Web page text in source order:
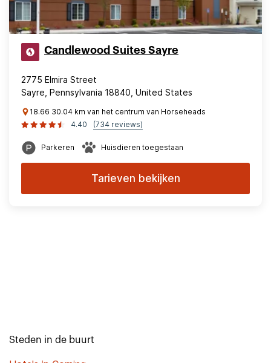
Candlewood Suites Sayre
2775 Elmira Street
Sayre, Pennsylvania 18840, United States
18.66 30.04 km van het centrum van Horseheads
4.40
(734 reviews)
Parkeren Huisdieren toegestaan
Tarieven bekijken
Steden in de buurt